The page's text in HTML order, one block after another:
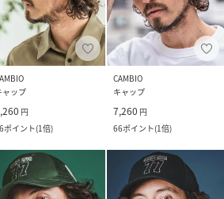
ャップ
円
ポイント(1倍)
CAMBIO
キャップ
7,260 円
66ポイント(1倍)